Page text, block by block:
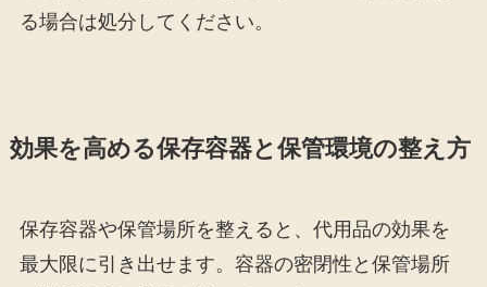
る場合は処分してください。
効果を高める保存容器と保管環境の整え方
保存容器や保管場所を整えると、代用品の効果を
最大限に引き出せます。容器の密閉性と保管場所